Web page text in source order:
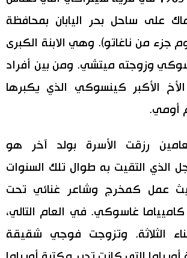
على ساحل بحر اليابان بمحافظة
جزء من ناغاتو). وهي الابنة الكبرى
وزوجته ميتشي. ومن بين أفراد
الأخ الأكبر كينسوكي الذي يكبرها
أومي.
رزقت الأسرة بولد آخر هو
الذي التقيت به طوال تلك السنوات
عمل كمخرج وشاعر غنائي تحت
كاميياما غاسوكي. في العام التالي،
الثلاثة. وتزوجت فوجي شقيقة